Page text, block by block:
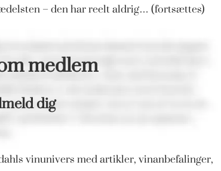
– den har reelt aldrig… (fortsættes)
medlem
dig
vinunivers med artikler, vinanbefalinger,